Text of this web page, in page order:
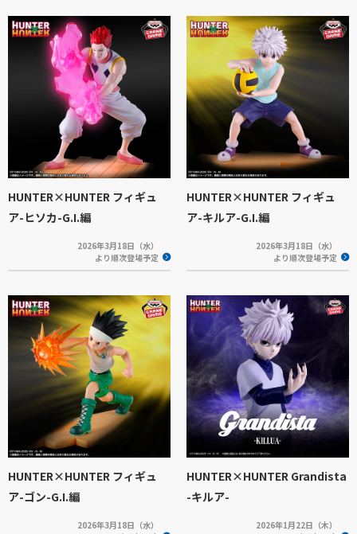
HUNTER×HUNTER フィギュ
ア-ヒソカ-G.I.編
2026年3月18日（水）
より順次登場予定
HUNTER×HUNTER フィギュ
ア-キルア-G.I.編
2026年3月18日（水）
より順次登場予定
HUNTER×HUNTER フィギュ
ア-ゴン-G.I.編
2026年3月18日（水）
HUNTER×HUNTER Grandista
-キルア-
2026年1月22日（木）